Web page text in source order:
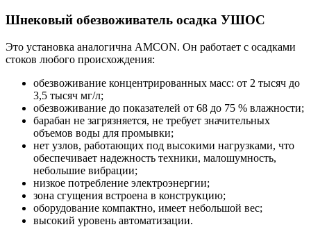
Шнековый обезвоживатель осадка УШОС
Это установка аналогична AMCON. Он работает с осадками
стоков любого происхождения:
обезвоживание концентрированных масс: от 2 тысяч до
3,5 тысяч мг/л;
обезвоживание до показателей от 68 до 75 % влажности;
барабан не загрязняется, не требует значительных
объемов воды для промывки;
нет узлов, работающих под высокими нагрузками, что
обеспечивает надежность техники, малошумность,
небольшие вибрации;
низкое потребление электроэнергии;
зона сгущения встроена в конструкцию;
оборудование компактно, имеет небольшой вес;
высокий уровень автоматизации.